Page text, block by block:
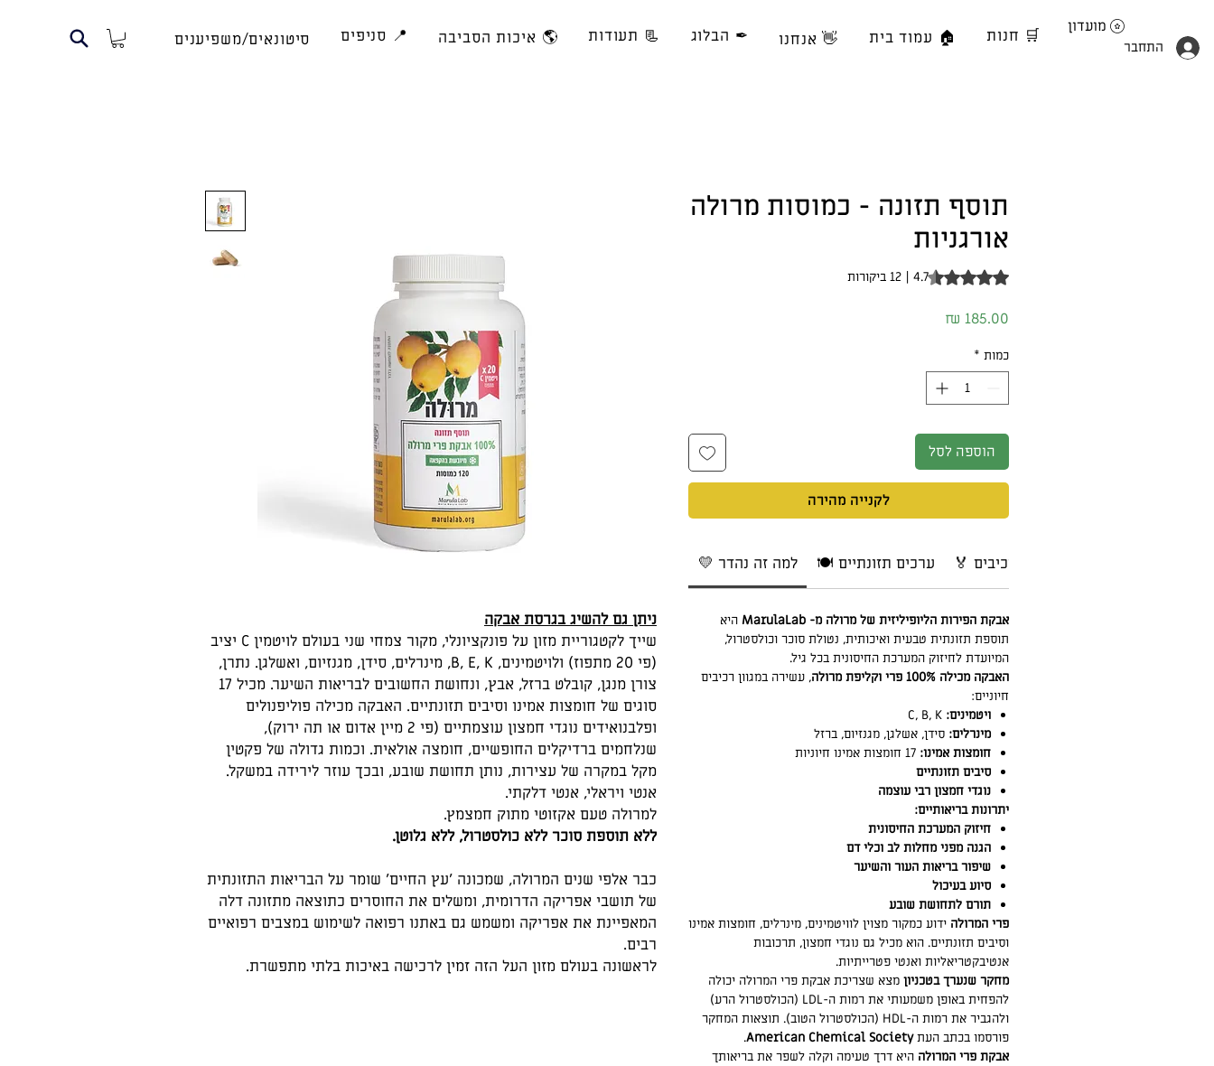
🛒 חנות 🏠 עמוד בית 👋 אנחנו ✒ הבלוג 📃 תעודות 🌎 איכות הסביבה 📍 סניפים סיטונאים/משפיענים
מועדון
התחבר
ניתן גם להשיג בגרסת אבקה
שייך לקטגוריית מזון על פונקציונלי, מקור צמחי שני בעולם לויטמין C יציב
(פי 20 מתפוז) ולויטמינים, B, E, K, מינרלים, סידן, מגנזיום,
ואשלגן. נתרן,
צורן מנגן, קובלט ברזל, אבץ, ונחושת החשובים לבריאות השיער. מכיל 17
סוגים של חומצות אמינו וסיבים תזונתיים. האבקה מכילה פוליפנולים
ופלבנואידים נוגדי חמצון עוצמתיים (פי 2 מיין אדום או תה ירוק),
שנלחמים ברדיקלים החופשיים, חומצה אולאית. וכמות גדולה של פקטין
מקל במקרה של עצירות, נותן תחושת שובע, ובכך עוזר לירידה במשקל.
אנטי ויראלי, אנטי דלקתי.
למרולה טעם אקזוטי מתוק חמצמץ.
ללא תוספת סוכר ללא כולסטרול, ללא גלוטן.
כבר אלפי שנים המרולה, שמכונה 'עץ החיים' שומר על הבריאות התזונתית
של תושבי אפריקה הדרומית, ומשלים את החוסרים כתוצאה מתזונה דלה
המאפיינת את אפריקה ומשמש גם באתנו רפואה לשימוש במצבים רפואיים
רבים.
לראשונה בעולם מזון העל הזה זמין לרכישה באיכות בלתי מתפשרת.
תוסף תזונה - כמוסות מרולה
אורגניות
Rating is 4.7 out of five stars based on 12 reviews
4.7 | 12 ביקורות
כמות *
הוספה לסל
לקנייה מהירה
💛 למה זה נהדר 🍽 ערכים תזונתיים 🏅 מרכיבים
אבקת הפירות הליופיליזית של מרולה מ- MarulaLab
היא
תוספת תזונתית טבעית ואיכותית, נטולת סוכר וכולסטרול,
המיועדת לחיזוק המערכת החיסונית בכל גיל.
האבקה מכילה 100% פרי וקליפת מרולה
, עשירה במגוון רכיבים
חיוניים:
ויטמינים:
מינרלים: סידן, אשלגן, מגנזיום, ברזל
חומצות אמינו:
סיבים תזונתיים
נוגדי חמצון רבי עוצמה
יתרונות בריאותיים:
חיזוק המערכת החיסונית
הגנה מפני מחלות לב וכלי דם
שיפור בריאות העור והשיער
סיוע בעיכול
תורם לתחושת שובע
פרי המרולה ידוע כמקור מצוין לוויטמינים, מינרלים, חומצות אמינו
וסיבים תזונתיים. הוא מכיל גם נוגדי חמצון, תרכובות
אנטיבקטריאליות ואנטי פטרייתיות.
מחקר שנערך בטכניון מצא שצריכת אבקת פרי המרולה יכולה
להפחית באופן משמעותי את רמות ה-LDL (הכולסטרול הרע)
ולהגביר את רמות ה-HDL (הכולסטרול הטוב). תוצאות המחקר
פורסמו בכתב העתAmerican Chemical Society
.
אבקת פרי המרולה היא דרך טעימה וקלה לשפר את בריאותך